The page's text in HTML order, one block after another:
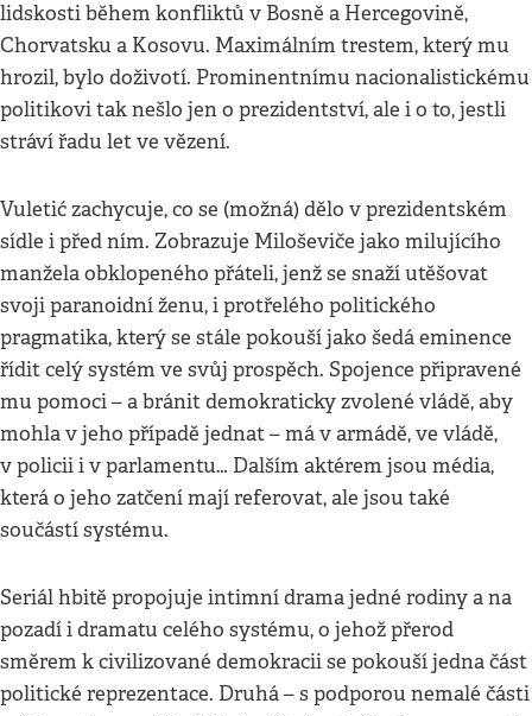
lidskosti během konfliktů v Bosně a Hercegovině,
Chorvatsku a Kosovu. Maximálním trestem, který mu
hrozil, bylo doživotí. Prominentnímu nacionalistickému
politikovi tak nešlo jen o prezidentství, ale i o to, jestli
stráví řadu let ve vězení.
Vuletić zachycuje, co se (možná) dělo v prezidentském
sídle i před ním. Zobrazuje Miloševiče jako milujícího
manžela obklopeného přáteli, jenž se snaží utěšovat
svoji paranoidní ženu, i protřelého politického
pragmatika, který se stále pokouší jako šedá eminence
řídit celý systém ve svůj prospěch. Spojence připravené
mu pomoci – a bránit demokraticky zvolené vládě, aby
mohla v jeho případě jednat – má v armádě, ve vládě,
v policii i v parlamentu… Dalším aktérem jsou média,
která o jeho zatčení mají referovat, ale jsou také
součástí systému.
Seriál hbitě propojuje intimní drama jedné rodiny a na
pozadí i dramatu celého systému, o jehož přerod
směrem k civilizované demokracii se pokouší jedna část
politické reprezentace. Druhá – s podporou nemalé části